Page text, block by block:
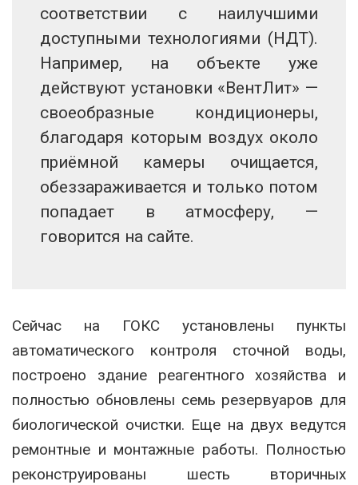
соответствии с наилучшими
доступными технологиями (НДТ).
Например, на объекте уже
действуют установки «ВентЛит» —
своеобразные кондиционеры,
благодаря которым воздух около
приёмной камеры очищается,
обеззараживается и только потом
попадает в атмосферу, —
говорится на сайте.
Сейчас на ГОКС установлены пункты
автоматического контроля сточной воды,
построено здание реагентного хозяйства и
полностью обновлены семь резервуаров для
биологической очистки. Еще на двух ведутся
ремонтные и монтажные работы. Полностью
реконструированы шесть вторичных